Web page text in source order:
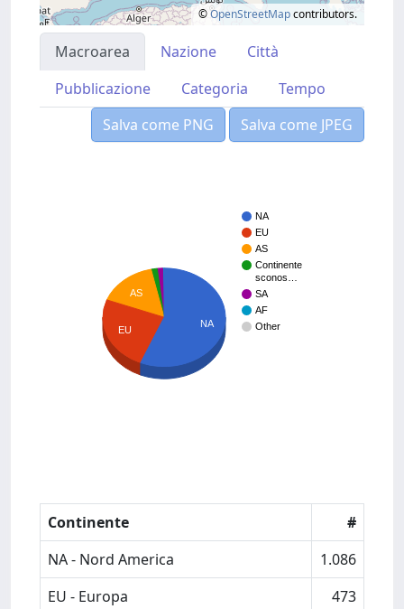
©OpenStreetMapcontributors.
Macroarea Nazione
Città
Pubblicazione
Categoria
Tempo
Salva come PNG
Salva come JPEG
NA
EU
AS
Continente
sconos…
SA
AF
Other
AS
EU
NA
Continente
#
NA - Nord America
1.086
EU - Europa
473